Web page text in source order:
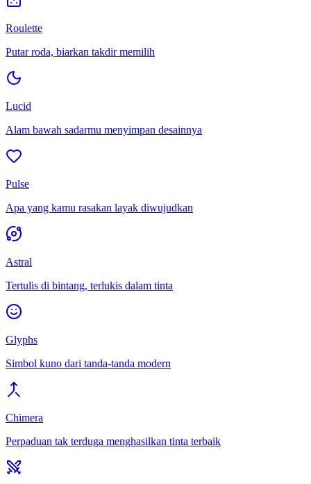
Roulette
Putar roda, biarkan takdir memilih
Lucid
Alam bawah sadarmu menyimpan desainnya
Pulse
Apa yang kamu rasakan layak diwujudkan
Astral
Tertulis di bintang, terlukis dalam tinta
Glyphs
Simbol kuno dari tanda-tanda modern
Chimera
Perpaduan tak terduga menghasilkan tinta terbaik